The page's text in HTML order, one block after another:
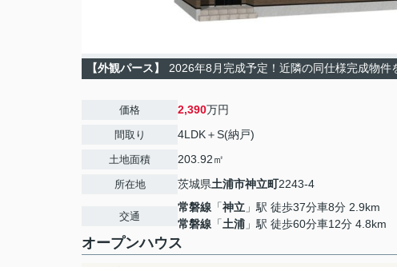
【外観パース】 2026年8月完成予定！近隣の同仕様完成物件
価格 2,390万円
間取り 4LDK＋S(納戸)
土地面積 203.92㎡
所在地 茨城県土浦市神立町2243-4
交通
常磐線 「神立 」駅 徒歩37分車8分 2.9km
常磐線 「土浦 」駅 徒歩60分車12分 4.8km
オープンハウス